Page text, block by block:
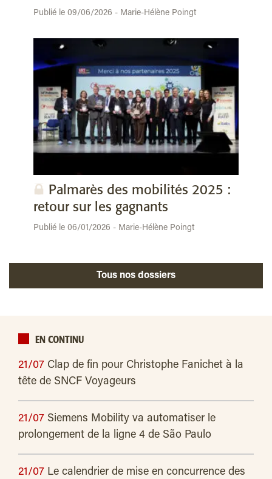
Publié le 09/06/2026 - Marie-Hélène Poingt
Palmarès des mobilités 2025 :
retour sur les gagnants
Publié le 06/01/2026 - Marie-Hélène Poingt
Tous nos dossiers
EN CONTINU
21/07 Clap de fin pour Christophe Fanichet à la
tête de SNCF Voyageurs
21/07 Siemens Mobility va automatiser le
prolongement de la ligne 4 de São Paulo
21/07 Le calendrier de mise en concurrence des